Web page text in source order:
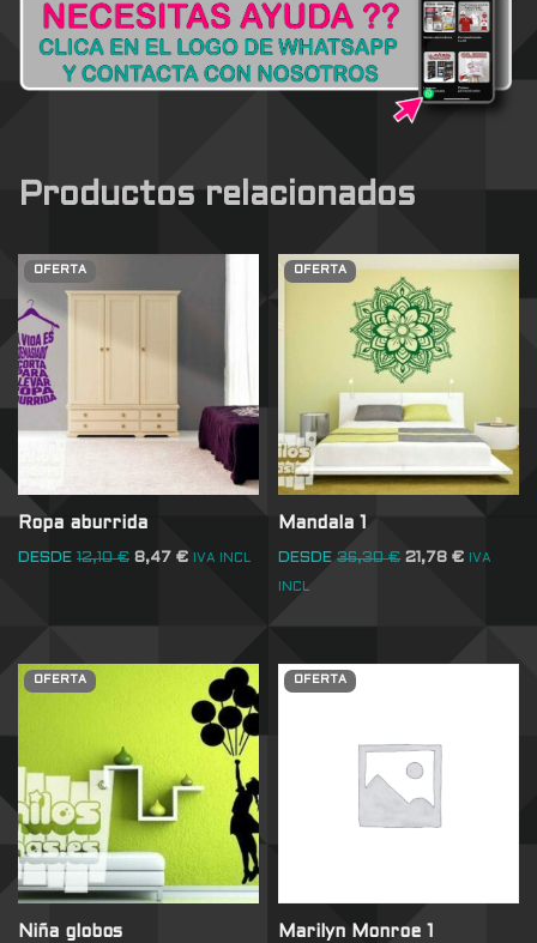
Productos relacionados
OFERTA
Ropa aburrida
DESDE 12,10€ 8,47 € IVA INCL
OFERTA
Mandala 1
DESDE 36,30€ 21,78€ IVA
INCL
OFERTA
Niña globos
OFERTA
Marilyn Monroe 1